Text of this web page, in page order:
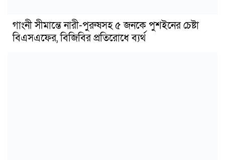
গাংনী সীমান্তে নারী-পুরুষসহ ৫ জনকে পুশইনের চেষ্টা
বিএসএফের, বিজিবির প্রতিরোধে ব্যর্থ